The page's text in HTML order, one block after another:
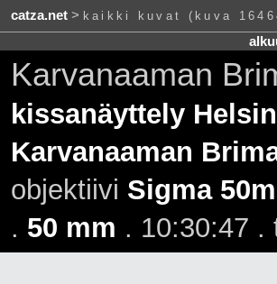
catza.net> kaikki kuvat (kuva
Karvanaaman
kissanäyttely
Karvanaaman
objektiivi Sigma
. 50 mm . 10:30:47 .